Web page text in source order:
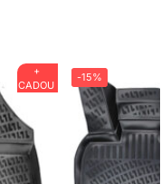
+
CADOU
-15%